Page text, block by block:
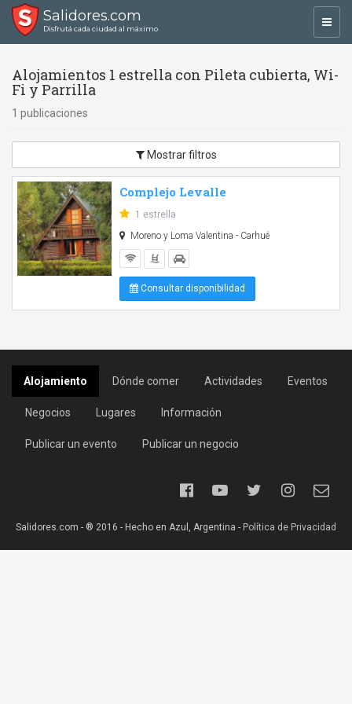
Salidores.com
Disfrutá cada ciudad al máximo
Alojamientos 1 estrella con Pileta cubierta, Wi-
Fi y Parrilla
1 publicaciones
Mostrar filtros
Complejo Levalle
1 estrella
Moreno y Loma Valentina - Carhué
Consultar disponibilidad
Alojamiento Dónde comer Actividades Eventos
Negocios Lugares Información
Publicar un evento Publicar un negocio
Salidores.com - ® 2016 - Hecho en Azul, Argentina - Política de Privacidad